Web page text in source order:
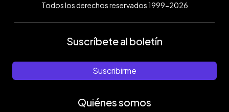
Todos los derechos reservados 1999-2026
Suscríbete al boletín
Suscribirme
Quiénes somos